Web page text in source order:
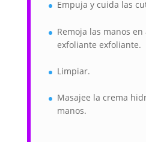
Empuja y cuida las
Remoja las manos
exfoliante exfoliante.
Limpiar.
Masajee la crema
manos.